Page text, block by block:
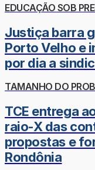
EDUCAÇÃO SOB
Justiça barra
Porto Velho e
por dia a
TAMANHO DO
TCE entrega
raio-X das
propostas e
Rondônia